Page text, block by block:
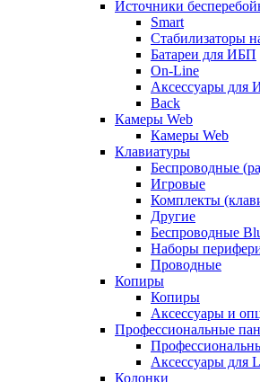
Источники
Smart
Стабилизаторы
Батареи для ИБП
On-Line
Аксессуары для
Back
Камеры Web
Камеры Web
Клавиатуры
Беспроводные
Игровые
Комплекты
Другие
Беспроводные
Наборы
Проводные
Копиры
Копиры
Аксессуары и
Профессиональные
Аксессуары для
Колонки